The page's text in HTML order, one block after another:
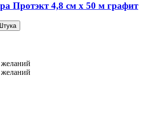
Протэкт 4,8 см х 50 м графит
Штука
желаний
желаний